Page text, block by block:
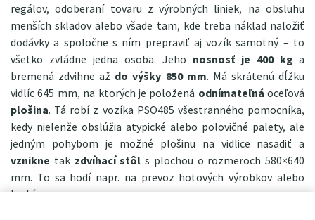
regálov, odoberaní tovaru z výrobných liniek, na obsluhu
menších skladov alebo všade tam, kde treba náklad naložiť
dodávky a spoločne s ním prepraviť aj vozík samotný – to
všetko zvládne jedna osoba. Jeho nosnosť je 400 kg a
bremená zdvihne až do výšky 850 mm. Má skrátenú dĺžku
vidlíc 645 mm, na ktorých je položená odnímateľná oceľová
plošina. Tá robí z vozíka PSO485 všestranného pomocníka,
kedy nielenže obslúžia atypické alebo polovičné palety, ale
jedným pohybom je možné plošinu na vidlice nasadiť a
vznikne tak zdvíhací stôl s plochou o rozmeroch 580×640
mm. To sa hodí napr. na prevoz hotových výrobkov alebo
krabíc.